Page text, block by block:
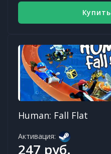
Купить
Human: Fall Flat
Активация:
247 руб.